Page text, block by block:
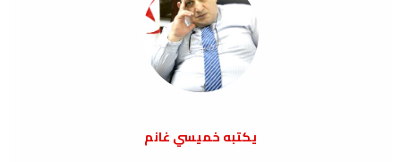
يكتبه خميسي غانم